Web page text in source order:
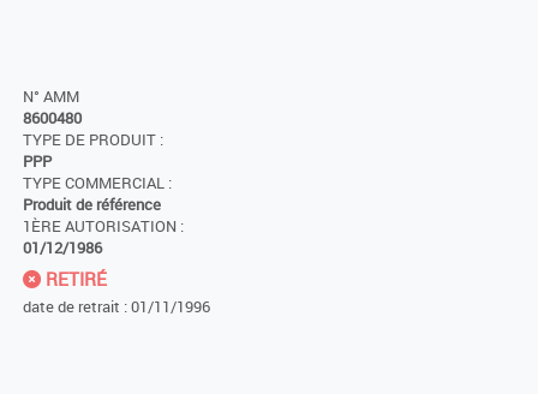
N° AMM
8600480
TYPE DE PRODUIT :
PPP
TYPE COMMERCIAL :
Produit de référence
1ÈRE AUTORISATION :
01/12/1986
RETIRÉ
date de retrait : 01/11/1996